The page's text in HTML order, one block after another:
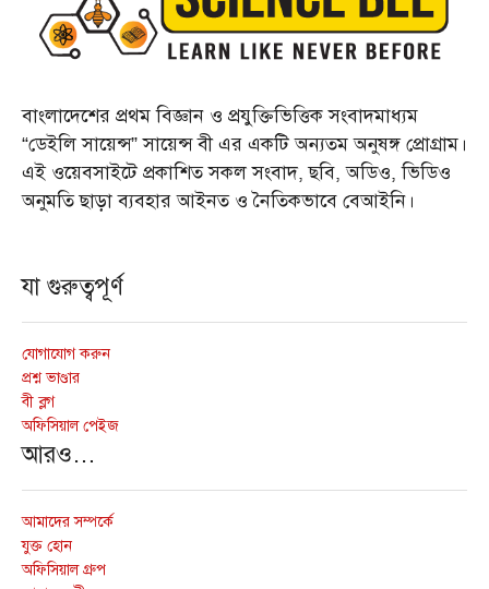
বাংলাদেশের প্রথম বিজ্ঞান ও প্রযুক্তিভিত্তিক সংবাদমাধ্যম
“ডেইলি সায়েন্স” সায়েন্স বী এর একটি অন্যতম অনুষঙ্গ প্রোগ্রাম।
এই ওয়েবসাইটে প্রকাশিত সকল সংবাদ, ছবি, অডিও, ভিডিও
অনুমতি ছাড়া ব্যবহার আইনত ও নৈতিকভাবে বেআইনি।
যা গুরুত্বপূর্ণ
যোগাযোগ করুন
প্রশ্ন ভাণ্ডার
বী ব্লগ
অফিসিয়াল পেইজ
আরও…
আমাদের সম্পর্কে
যুক্ত হোন
অফিসিয়াল গ্রুপ